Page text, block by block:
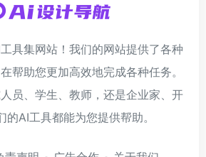
具集网站！我们的网站提供了各种
帮助您更加高效地完成各种任务。
员、学生、教师，还是企业家、开
的AI工具都能为您提供帮助。